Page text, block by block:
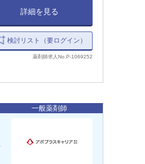
詳細を見る
検討リスト（要ログイン）
薬剤師求人No.P-1069252
一般薬剤師